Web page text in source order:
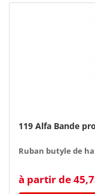
119 Alfa Bande
Ruban butyle de
à partir de